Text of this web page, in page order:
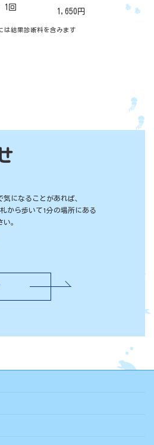
1回
1,650円
は結果診断料を含みます
になることがあれば、
から歩いて1分の場所にある
い。